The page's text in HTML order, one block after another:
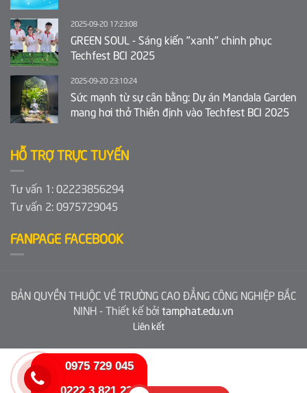
2025-09-20 17:23:08
GREEN SOUL - Sáng kiến "xanh" chinh phục
Techfest BCI 2025
2025-09-20 23:10:24
Sức mạnh từ sự cân bằng: Dự án Mandala Garden
mang hơi thở Thiền định vào Techfest BCI 2025
HỖ TRỢ TRỰC TUYẾN
Tư vấn 1: 02223856294
Tư vấn 2: 0975729045
FANPAGE FACEBOOK
BẢN QUYỀN THUỘC VỀ TRƯỜNG CAO ĐẲNG CÔNG NGHIỆP BẮC
NINH - Thiết kế bởitamphat.edu.vn
Liên kết
0975 729 045